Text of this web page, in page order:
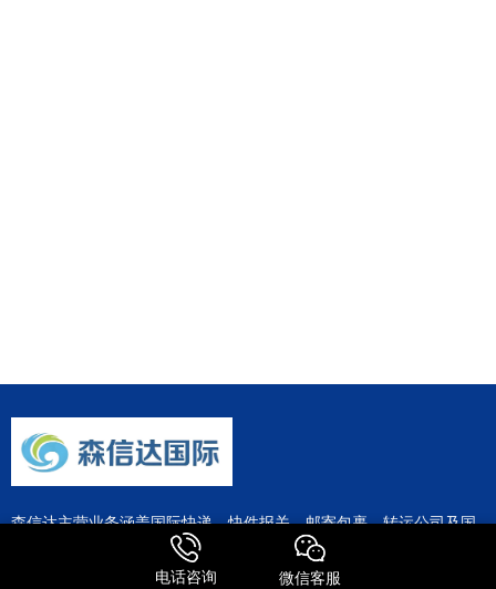
森信达主营业务涵盖国际快递、快件报关、邮寄包裹、转运公司及国
际物流等全链条服务。作为FEDEX、UPS、DHL、TNT等国际快递巨
头的深度合作伙伴，公司整合了全球专线资源，为客户提供极具竞争
电话咨询 微信客服